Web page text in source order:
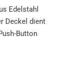
Edelstahl
Deckel dient
Button